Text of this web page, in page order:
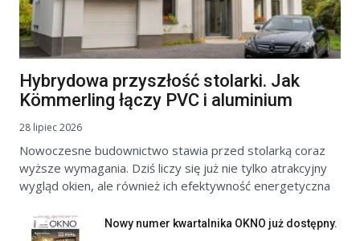
Hybrydowa przyszłość stolarki. Jak
Kömmerling łączy PVC i aluminium
28 lipiec 2026
Nowoczesne budownictwo stawia przed stolarką coraz
wyższe wymagania. Dziś liczy się już nie tylko atrakcyjny
wygląd okien, ale również ich efektywność energetyczna
Nowy numer kwartalnika OKNO już dostępny.